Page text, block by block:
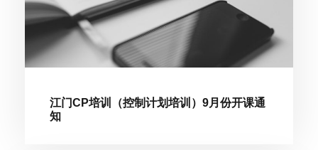
江门CP培训（控制计划培训）9月份开课通
知